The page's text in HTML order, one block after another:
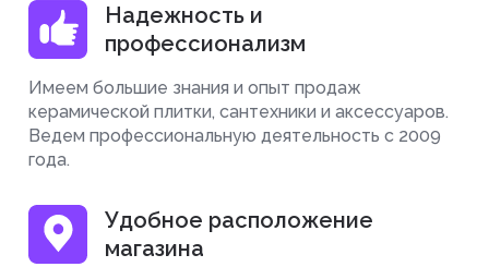
Надежность и
профессионализм
Имеем большие знания и опыт продаж
керамической плитки, сантехники и аксессуаров.
Ведем профессиональную деятельность с 2009
года.
Удобное расположение
магазина